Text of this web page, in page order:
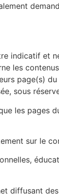
indicatif et
les
page(s)
sous
les pages
sur le
diffusant